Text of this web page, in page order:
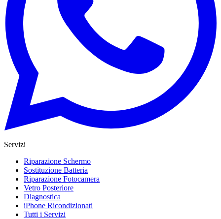
Servizi
Riparazione Schermo
Sostituzione Batteria
Riparazione Fotocamera
Vetro Posteriore
Diagnostica
iPhone Ricondizionati
Tutti i Servizi